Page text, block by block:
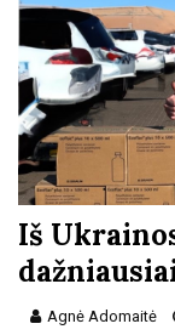
Iš
Agnė Adomaitė